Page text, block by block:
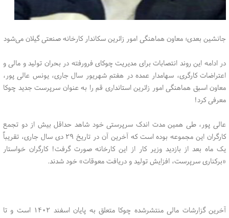
جانشین بعدی؛ معاون هماهنگی امور زائرین سکاندار کارخانه صنعتی گیلان می‌شود
در ادامه این روند انتصابات برای مدیریت چوکای فرورفته در بحران تولید و مالی و
اعتراضات کارگری، سهامدار عمده در هفتم شهریور سال جاری، یونس عالی پور،
معاون اسبق هماهنگی امور زائرین استانداری قم را به عنوان سرپرست جدید چوکا
معرفی کرد!
عالی پور، طی همین مدت اندک سرپرستی خود شاهد حداقل بیش از دو تجمع
کارگران این مجموعه بوده است که آخرین آن در تاریخ ۲۹ دی سال جاری، تقریباً
یک ماه بعد از بازدید وزیر کار از این کارخانه صورت گرفت! کارگران خواستار
«برکناری سرپرست، افزایش تولید و دریافت معوقات» خود شدند.
آخرین گزارشات مالی منتشرشده چوکا متعلق به پایان اسفند ۱۴۰۲ است و تا